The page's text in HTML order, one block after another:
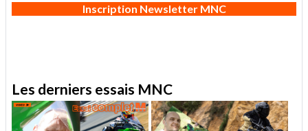
Inscription Newsletter MNC
Les derniers essais MNC